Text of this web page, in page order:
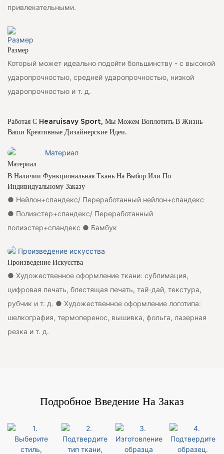
привлекательными.
Размер
Который может идеально подойти большинству - с высокой
ударопрочностью, средней ударопрочностью, низкой
ударопрочностью и т. д.
Работая С Hearuisavy Sport, Мы Можем Воплотить В Жизнь
Ваши Креативные Дизайнерские Идеи.
Материал
В Наличии Функциональная Ткань На Выбор Или По
Индивидуальному Заказу
● Нейлон+спандекс/ Переработанный нейлон+спандекс
● Полиэстер+спандекс/ Переработанный
полиэстер+спандекс ● Бамбук
Произведение Искусства
● Художественное оформление ткани: сублимация,
цифровая печать, блестящая печать, тай-дай, текстура,
рубчик и т. д. ● Художественное оформление логотипа:
шелкография, термоперенос, вышивка, фольга, лазерная
резка и т. д.
Подробное Введение На Заказ